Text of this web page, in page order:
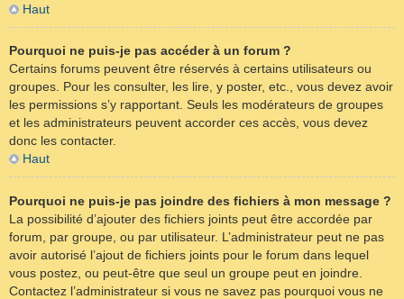
Haut
Pourquoi ne puis-je pas accéder à un forum ?
Certains forums peuvent être réservés à certains utilisateurs ou
groupes. Pour les consulter, les lire, y poster, etc., vous devez avoir
les permissions s’y rapportant. Seuls les modérateurs de groupes
et les administrateurs peuvent accorder ces accès, vous devez
donc les contacter.
Haut
Pourquoi ne puis-je pas joindre des fichiers à mon message ?
La possibilité d’ajouter des fichiers joints peut être accordée par
forum, par groupe, ou par utilisateur. L’administrateur peut ne pas
avoir autorisé l’ajout de fichiers joints pour le forum dans lequel
vous postez, ou peut-être que seul un groupe peut en joindre.
Contactez l’administrateur si vous ne savez pas pourquoi vous ne